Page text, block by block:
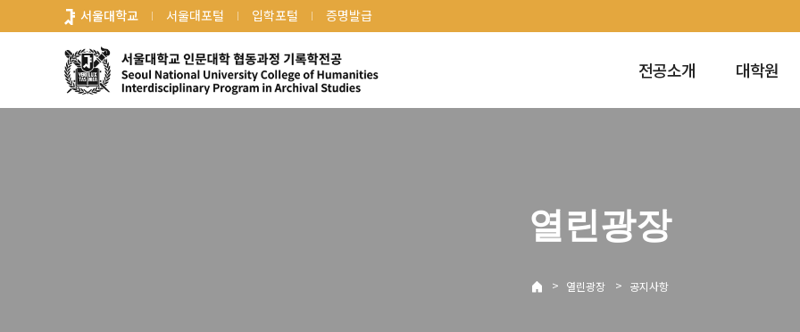
로
서울대학교 서울대포털 입학포털 증명발급
전공소개 대학원
열린광장
> 열린광장 > 공지사항